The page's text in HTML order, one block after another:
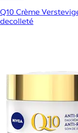
Q10 Crème
decolleté